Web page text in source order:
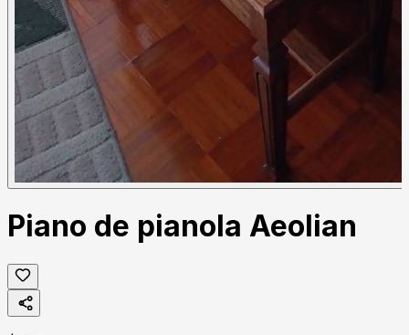
Piano de pianola Aeolian